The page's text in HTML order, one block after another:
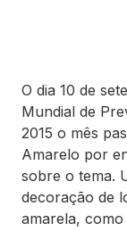
O dia 10 de
Mundial de
2015 o mês
Amarelo por
sobre o tema.
decoração de
amarela,